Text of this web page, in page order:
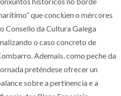
que conclúen o mércores
Consello da Cultura Galega
o caso concreto de
Ademais, como peche da
preténdese ofrecer un
sobre a pertinencia e a